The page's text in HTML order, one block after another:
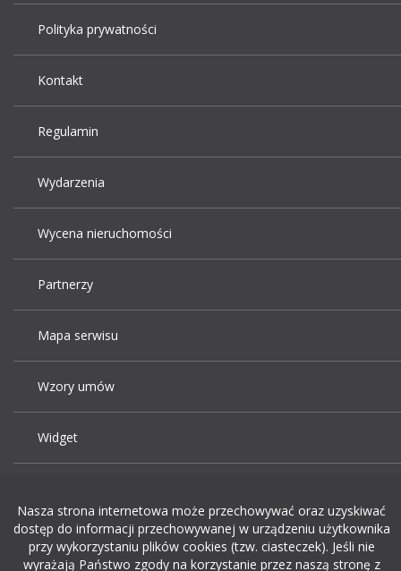
Polityka prywatności
Kontakt
Regulamin
Wydarzenia
Wycena nieruchomości
Partnerzy
Mapa serwisu
Wzory umów
Widget
Dodaj ogłoszenie o pracę
Nasza strona internetowa może przechowywać oraz uzyskiwać
dostęp do informacji przechowywanej w urządzeniu użytkownika
przy wykorzystaniu plików cookies (tzw. ciasteczek). Jeśli nie
wyrażają Państwo zgody na korzystanie przez naszą stronę z